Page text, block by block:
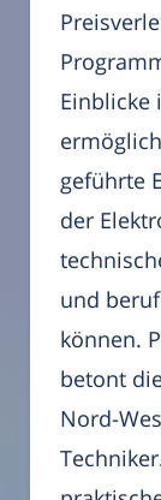
Einblicke
geführte
der
und
können.
betont
Nord-